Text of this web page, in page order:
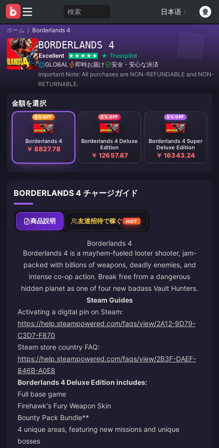
検索 日本语 /
ホーム / Borderlands 4
BORDERLANDS 4
Excellent
Trustpilot
GLOBAL
即時お届け
安全・安心な決済
Important Note: All purchases are NON-REFUNDABLE and NON-
RETURNABLE.
金額を選択
5% OFF
Borderlands 4
￥ 8827.78
5% OFF
Borderlands 4 Deluxe
Edition
￥ 12657.87
5% OFF
Borderlands 4 Super
Deluxe Edition
￥ 16343.24
BORDERLANDS 4 チャージガイド
商品説明 友達招待で稼ぐ HOT
Borderlands 4
Borderlands 4 is a mayhem-fueled looter shooter, jam-
packed with billions of weapons, deadly enemies, and
intense co-op action. Break free from a dangerous
hidden planet as one of four new badass Vault Hunters.
Steam Guides
Activating a digital pin on Steam:
https://help.steampowered.com/faqs/view/2A12-9D79-
C3D7-F870
Steam store country FAQ:
https://help.steampowered.com/faqs/view/2B3F-DAEF-
846B-A0E8
Borderlands 4 Deluxe Edition includes:
Full base game
Firehawk's Fury Weapon Skin
Bounty Pack Bundle**
4 unique areas, featuring new missions and unique
bosses